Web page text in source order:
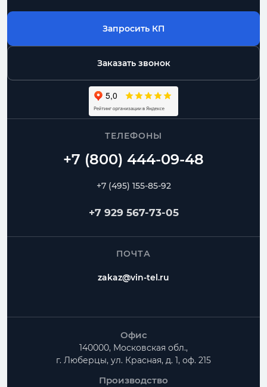
Запросить КП
Заказать звонок
ТЕЛЕФОНЫ
+7 (495) 155-85-92
+7 929 567-73-05
ПОЧТА
zakaz@vin-tel.ru
Офис
140000, Московская обл.,
г. Люберцы, ул. Красная, д. 1, оф. 215
Производство